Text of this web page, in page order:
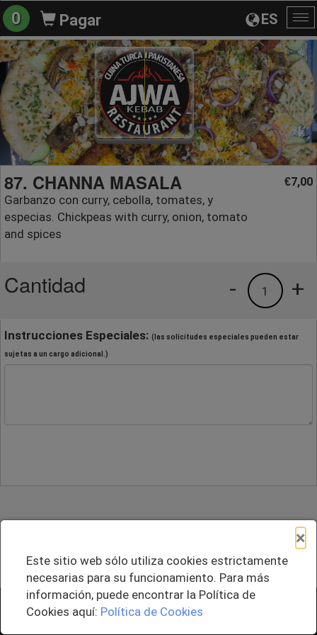
ES
0 Pagar
87. CHANNA MASALA
Garbanzo con curry, cebolla, tomates, y
especias. Chickpeas with curry, onion, tomato
and spices
€7,00
Cantidad +
1
-
Instrucciones Especiales: (las solicitudes especiales pueden estar
sujetas a un cargo adicional.)
+ Agregar al Pedido
×
Este sitio web sólo utiliza cookies estrictamente
necesarias para su funcionamiento. Para más
información, puede encontrar la Política de
Cookies aquí: Política de Cookies